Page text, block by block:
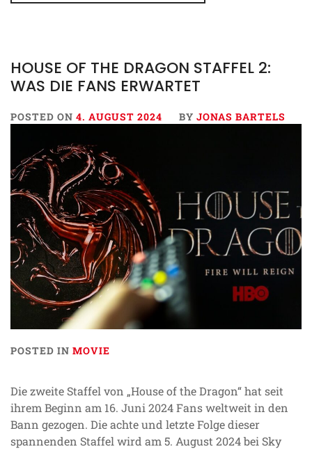
HOUSE OF THE DRAGON STAFFEL 2:
WAS DIE FANS ERWARTET
POSTED ON 4. AUGUST 2024 BY JONAS BARTELS
POSTED IN MOVIE
Die zweite Staffel von „House of the Dragon“ hat seit
ihrem Beginn am 16. Juni 2024 Fans weltweit in den
Bann gezogen. Die achte und letzte Folge dieser
spannenden Staffel wird am 5. August 2024 bei Sky